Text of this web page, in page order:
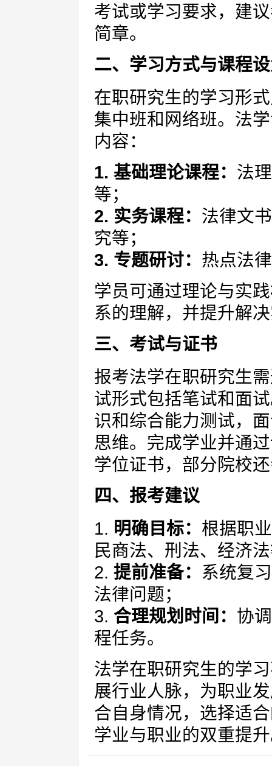
考试或学习要求，建
简章。
二、学习方式与课程
在职研究生的学习形
集中班和网络班。法
内容：
1. 基础理论课程： 法
等；
2. 实务课程： 法律文
究等；
3. 专题研讨： 热点法
学员可通过理论与实
系的理解，并提升解
三、考试与证书
报考法学在职研究生
试形式包括笔试和面
识和综合能力测试，
思维。完成学业并通
学位证书，部分院校
四、报考建议
1. 明确目标： 根据职
民商法、刑法、经济
2. 提前准备： 系统复
法律问题；
3. 合理规划时间： 协
程任务。
法学在职研究生的学
展行业人脉，为职业
合自身情况，选择适
学业与职业的双重提